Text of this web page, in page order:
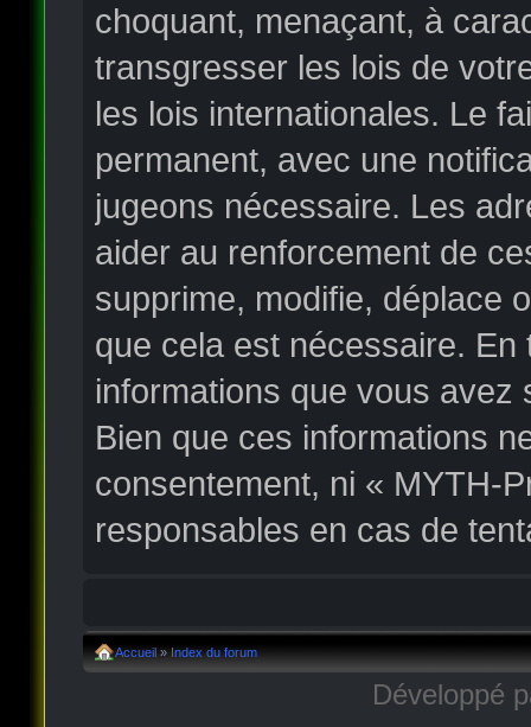
choquant, menaçant, à
transgresser les lois de
les lois internationales. Le
permanent, avec une
jugeons nécessaire. Les
aider au renforcement de
supprime, modifie, déplace
que cela est nécessaire.
informations que vous
Bien que ces informations
consentement, ni « MYTH-
responsables en cas de
Accueil » Index du forum
Développé